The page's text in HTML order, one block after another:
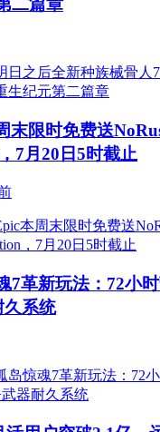
末限时免费送
7月20日5时截止
7革新玩法：72小
久系统